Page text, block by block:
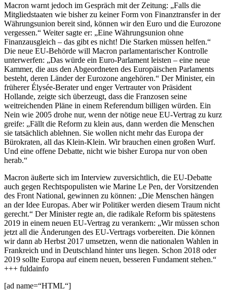
Macron warnt jedoch im Gespräch mit der Zeitung: „Falls die
Mitgliedstaaten wie bisher zu keiner Form von Finanztransfer in der
Währungsunion bereit sind, können wir den Euro und die Eurozone
vergessen.“ Weiter sagte er: „Eine Währungsunion ohne
Finanzausgleich – das gibt es nicht! Die Starken müssen helfen.“
Die neue EU-Behörde will Macron parlamentarischer Kontrolle
unterwerfen: „Das würde ein Euro-Parlament leisten – eine neue
Kammer, die aus den Abgeordneten des Europäischen Parlaments
besteht, deren Länder der Eurozone angehören.“ Der Minister, ein
früherer Élysée-Berater und enger Vertrauter von Präsident
Hollande, zeigte sich überzeugt, dass die Franzosen seine
weitreichenden Pläne in einem Referendum billigen würden. Ein
Nein wie 2005 drohe nur, wenn der nötige neue EU-Vertrag zu kurz
greife: „Fällt die Reform zu klein aus, dann werden die Menschen
sie tatsächlich ablehnen. Sie wollen nicht mehr das Europa der
Bürokraten, all das Klein-Klein. Wir brauchen einen großen Wurf.
Und eine offene Debatte, nicht wie bisher Europa nur von oben
herab.“
Macron äußerte sich im Interview zuversichtlich, die EU-Debatte
auch gegen Rechtspopulisten wie Marine Le Pen, der Vorsitzenden
des Front National, gewinnen zu können: „Die Menschen hängen
an der Idee Europas. Aber wir Politiker werden diesem Traum nicht
gerecht.“ Der Minister regte an, die radikale Reform bis spätestens
2019 in einem neuen EU-Vertrag zu verankern: „Wir müssen schon
jetzt all die Änderungen des EU-Vertrags vorbereiten. Die können
wir dann ab Herbst 2017 umsetzen, wenn die nationalen Wahlen in
Frankreich und in Deutschland hinter uns liegen. Schon 2018 oder
2019 sollte Europa auf einem neuen, besseren Fundament stehen.“
+++ fuldainfo
[ad name=“HTML“]